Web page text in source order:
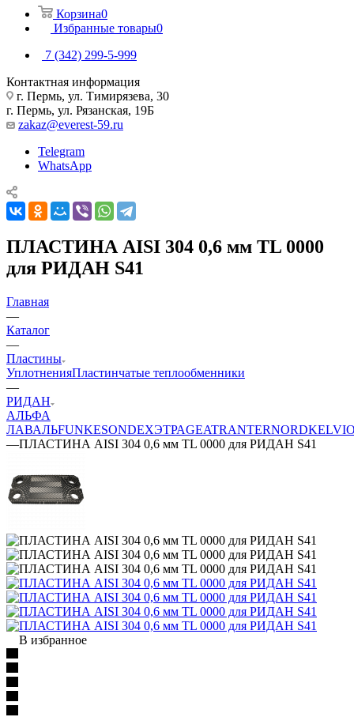
Корзина0
Избранные товары0
7 (342) 299-5-999
Контактная информация
г. Пермь, ул. Тимирязева, 30
г. Пермь, ул. Рязанская, 19Б
zakaz@everest-59.ru
Telegram
WhatsApp
ПЛАСТИНА AISI 304 0,6 мм TL 0000
для РИДАН S41
Главная
—
Каталог
—
Пластины
УплотненияПластинчатые теплообменники
—
РИДАН
АЛЬФА
ЛАВАЛЬFUNKESONDEXЭТРАGEATRANTERNORD
—ПЛАСТИНА AISI 304 0,6 мм TL 0000 для РИДАН S41
В избранное